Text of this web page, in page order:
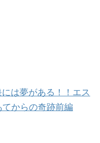
は夢がある！！エス
からの奇跡前編